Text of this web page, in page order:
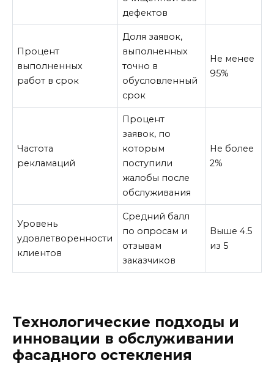
дефектов
Процент
выполненных
работ в срок
Доля заявок,
выполненных
точно в
обусловленный
срок
Не менее
95%
Частота
рекламаций
Процент
заявок, по
которым
поступили
жалобы после
обслуживания
Не более
2%
Уровень
удовлетворенности
клиентов
Средний балл
по опросам и
отзывам
заказчиков
Выше 4.5
из 5
Технологические подходы и
инновации в обслуживании
фасадного остекления